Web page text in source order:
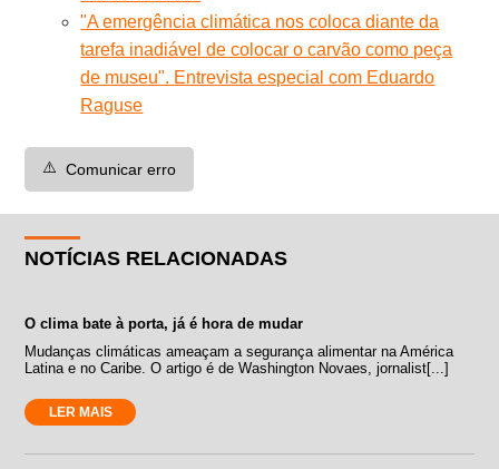
"A emergência climática nos coloca diante da
tarefa inadiável de colocar o carvão como peça
de museu". Entrevista especial com Eduardo
Raguse
⚠️ Comunicar erro
NOTÍCIAS RELACIONADAS
O clima bate à porta, já é hora de mudar
Mudanças climáticas ameaçam a segurança alimentar na América
Latina e no Caribe. O artigo é de Washington Novaes, jornalist[...]
LER MAIS